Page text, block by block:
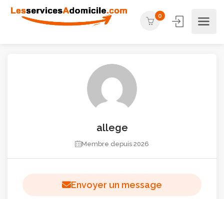
0
allege
Membre depuis 2026
Envoyer un message